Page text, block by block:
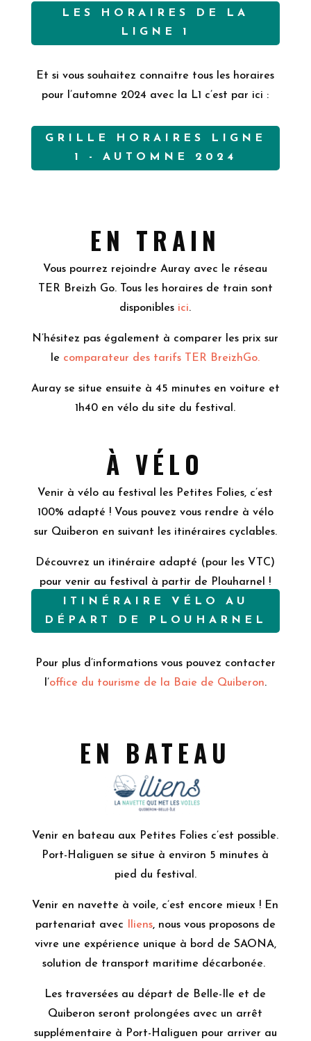
LES HORAIRES DE LA
LIGNE 1
Et si vous souhaitez connaitre tous les horaires
pour l’automne 2024 avec la L1 c’est par ici :
GRILLE HORAIRES LIGNE
1 - AUTOMNE 2024
EN TRAIN
Vous pourrez rejoindre Auray avec le réseau
TER Breizh Go. Tous les horaires de train sont
disponibles ici.
N’hésitez pas également à comparer les prix sur
le comparateur des tarifs TER BreizhGo.
Auray se situe ensuite à 45 minutes en voiture et
1h40 en vélo du site du festival.
À VÉLO
Venir à vélo au festival les Petites Folies, c’est
100% adapté ! Vous pouvez vous rendre à vélo
sur Quiberon en suivant les itinéraires cyclables.
Découvrez un itinéraire adapté (pour les VTC)
pour venir au festival à partir de Plouharnel !
ITINÉRAIRE VÉLO AU
DÉPART DE PLOUHARNEL
Pour plus d’informations vous pouvez contacter
l’office du tourisme de la Baie de Quiberon.
EN BATEAU
Venir en bateau aux Petites Folies c’est possible.
Port-Haliguen se situe à environ 5 minutes à
pied du festival.
Venir en navette à voile, c’est encore mieux ! En
partenariat avec Iliens, nous vous proposons de
vivre une expérience unique à bord de SAONA,
solution de transport maritime décarbonée.
Les traversées au départ de Belle-Ile et de
Quiberon seront prolongées avec un arrêt
supplémentaire à Port-Haliguen pour arriver au